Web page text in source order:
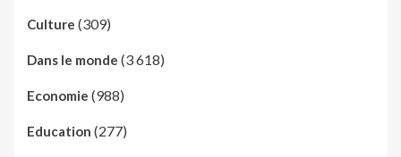
Culture (309)
Dans le monde (3 618)
Economie (988)
Education (277)